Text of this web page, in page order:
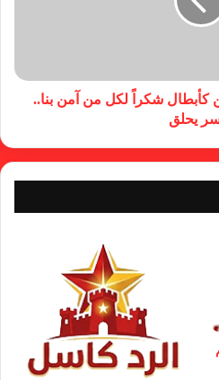
كأبطال شكراً لكل من آمن بنا..
يحلق